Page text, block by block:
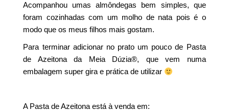
Acompanhou umas almôndegas bem simples, que
foram cozinhadas com um molho de nata pois é o
modo que os meus filhos mais gostam.
Para terminar adicionar no prato um pouco de Pasta
de Azeitona da Meia Dúzia®, que vem numa
embalagem super gira e prática de utilizar
A Pasta de Azeitona está à venda em: